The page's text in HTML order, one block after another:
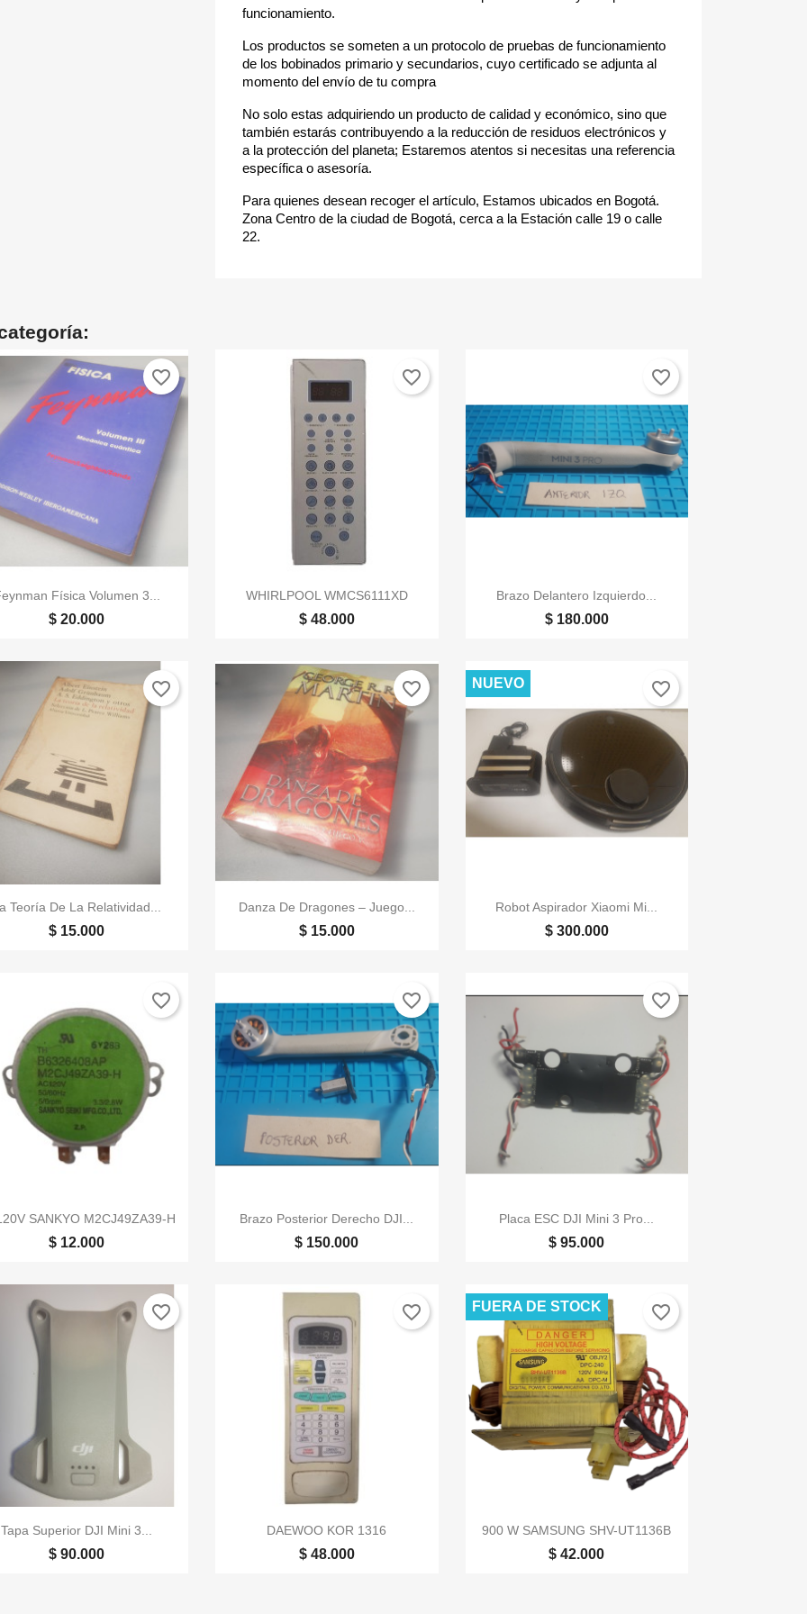
funcionamiento.
Los productos se someten a un protocolo de pruebas de funcionamiento
de los bobinados primario y secundarios, cuyo certificado se adjunta al
momento del envío de tu compra
No solo estas adquiriendo un producto de calidad y económico, sino que
también estarás contribuyendo a la reducción de residuos electrónicos y
a la protección del planeta; Estaremos atentos si necesitas una referencia
específica o asesoría.
Para quienes desean recoger el artículo, Estamos ubicados en Bogotá.
Zona Centro de la ciudad de Bogotá, cerca a la Estación calle 19 o calle
22.
 Vista rápida
Física Volumen 3...
$ 20.000
favorite_border
Vista rápida
WHIRLPOOL WMCS6111XD
$ 48.000
favorite_border
Vista rápida
Brazo Delantero Izquierdo...
$ 180.000
favorite_border
 Vista rápida
Teoría De La Relatividad...
$ 15.000
favorite_border
 Vista rápida
Danza De Dragones – Juego...
$ 15.000
favorite_border
Vista rápida
Robot Aspirador Xiaomi Mi...
$ 300.000
NUEVO favorite_border
Vista rápida
SANKYO M2CJ49ZA39-H
$ 12.000
favorite_border
Vista rápida
Brazo Posterior Derecho DJI...
$ 150.000
favorite_border
Vista rápida
Placa ESC DJI Mini 3 Pro...
$ 95.000
favorite_border
Vista rápida
Tapa Superior DJI Mini 3...
$ 90.000
favorite_border
Vista rápida
DAEWOO KOR 1316
$ 48.000
favorite_border
Vista rápida
900 W SAMSUNG SHV-UT1136B
$ 42.000
FUERA DE STOCK favorite_border